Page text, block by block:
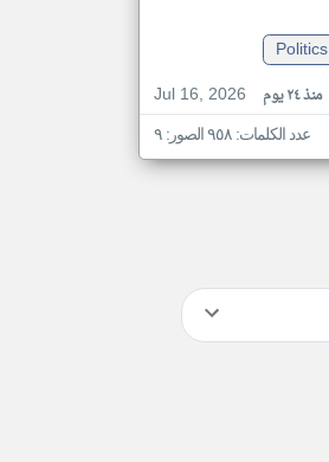
Politics
Jul 16, 2026
منذ ٢٤ يوم
عدد الكلمات: ٩٥٨ الصور: ٩